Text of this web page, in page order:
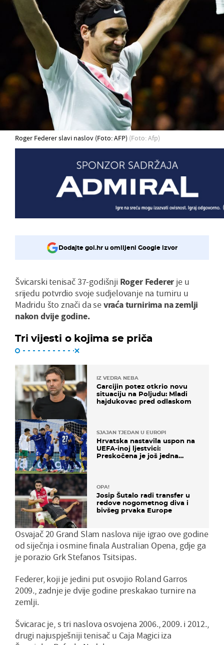
Roger Federer slavi naslov (Foto: AFP) (Foto: Afp)
Dodajte gol.hr u omiljeni Google izvor
Švicarski tenisač 37-godišnji Roger Federer je u
srijedu potvrdio svoje sudjelovanje na turniru u
Madridu što znači da sevraća turnirima na zemlji
nakon dvije godine.
Tri vijesti o kojima se priča
IZ VEDRA NEBA
Garcijin potez otkrio novu
situaciju na Poljudu: Mladi
hajdukovac pred odlaskom
SJAJAN TJEDAN U EUROPI
Hrvatska nastavila uspon na
UEFA-inoj ljestvici:
Preskočena je još jedna
OPA!
Josip Šutalo radi transfer u
redove nogometnog diva i
bivšeg prvaka Europe
Osvajač 20 Grand Slam naslova nije igrao ove godine
od siječnja i osmine finala Australian Opena, gdje ga
je porazio Grk Stefanos Tsitsipas.
Federer, koji je jedini put osvojio Roland Garros
2009., zadnje je dvije godine preskakao turnire na
zemlji.
Švicarac je, s tri naslova osvojena 2006., 2009. i 2012.,
drugi najuspješniji tenisač u Caja Magici iza